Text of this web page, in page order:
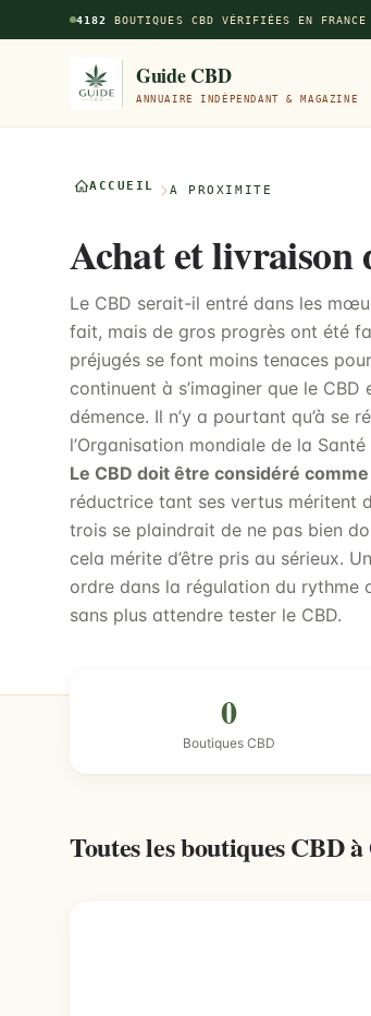
Aller au contenu principal
4182 BOUTIQUES CBD VÉRIFIÉES EN FRANCE
Guide CBD
ANNUAIRE INDÉPENDANT & MAGAZINE
ACCUEIL À PROXIMITÉ
Achat et livraison
Le CBD serait-il entré dans les
fait, mais de gros progrès ont été
préjugés se font moins tenaces
continuent à s’imaginer que le
démence. Il n’y a pourtant qu’à se
l’Organisation mondiale de la
Le CBD doit être considéré
réductrice tant ses vertus méritent
trois se plaindrait de ne pas bien
cela mérite d’être pris au sérieux.
ordre dans la régulation du rythme
sans plus attendre tester le CBD.
0
Boutiques CBD
Toutes les boutiques CBD